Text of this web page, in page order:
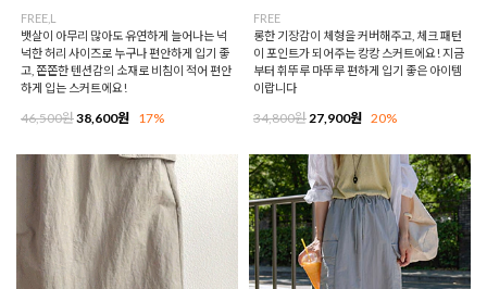
FREE,L
뱃살이 아무리 많아도 유연하게 늘어나는 넉
넉한 허리 사이즈로 누구나 편안하게 입기 좋
고, 쫀쫀한 텐션감의 소재로 비침이 적어 편안
하게 입는 스커트에요!
46,500원38,600원 17%
FREE
롱한 기장감이 체형을 커버해주고, 체크 패턴
이 포인트가 되어주는 캉캉 스커트에요! 지금
부터 휘뚜루 마뚜루 편하게 입기 좋은 아이템
이랍니다
34,800원 27,900원 20%